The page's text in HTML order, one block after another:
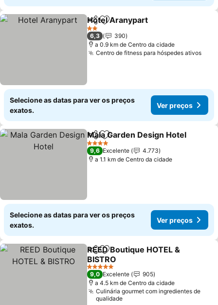
PartilharAdicionar aos favoritos
Hotel Aranypart
2 Estrelas
6,3
390
a 0.9 km de Centro da cidade
Centro de fitness para hóspedes ativos
Selecione as datas para ver os preços
exatos.
Ver preços
PartilharAdicionar aos favoritos
Mala Garden Design Hotel
4 Estrelas
9,6 Excelente
4.773
a 1.1 km de Centro da cidade
Selecione as datas para ver os preços
exatos.
Ver preços
PartilharAdicionar aos favoritos
REED Boutique HOTEL &
BISTRO
5 Estrelas
9,0 Excelente
905
a 4.5 km de Centro da cidade
Culinária gourmet com ingredientes de
qualidade